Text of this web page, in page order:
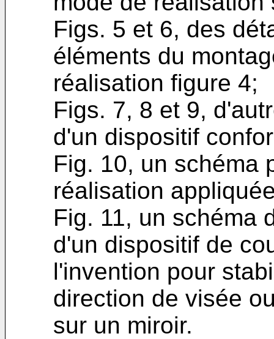
Figs. 5 et 6, des
éléments du
réalisation figure 4;
Figs. 7, 8 et 9,
d'un dispositif
Fig. 10, un schéma
réalisation
Fig. 11, un schéma
d'un dispositif de
l'invention pour
direction de visée
sur un miroir.